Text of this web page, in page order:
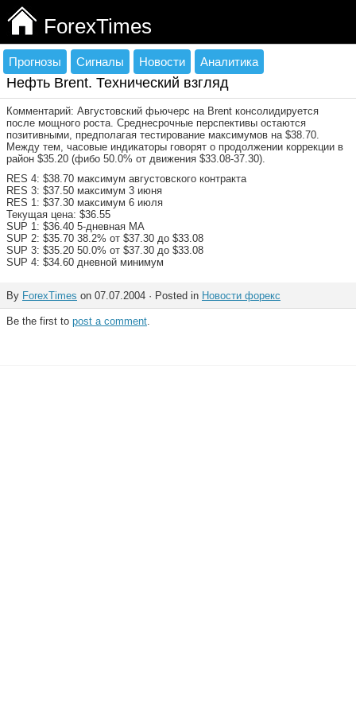
ForexTimes
Прогнозы Сигналы Новости Аналитика
Нефть Brent. Технический взгляд
Комментарий: Августовский фьючерс на Brent консолидируется
после мощного роста. Среднесрочные перспективы остаются
позитивными, предполагая тестирование максимумов на $38.70.
Между тем, часовые индикаторы говорят о продолжении коррекции в
район $35.20 (фибо 50.0% от движения $33.08-37.30).
RES 4: $38.70 максимум августовского контракта
RES 3: $37.50 максимум 3 июня
RES 1: $37.30 максимум 6 июля
Текущая цена: $36.55
SUP 1: $36.40 5-дневная МА
SUP 2: $35.70 38.2% от $37.30 до $33.08
SUP 3: $35.20 50.0% от $37.30 до $33.08
SUP 4: $34.60 дневной минимум
By ForexTimes on 07.07.2004 · Posted in Новости форекс
Be the first to post a comment.